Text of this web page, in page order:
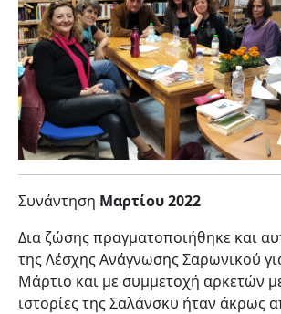
Συνάντηση Μαρτίου 2022
Δια ζώσης πραγματοποιήθηκε και
της Λέσχης Ανάγνωσης Σαρωνικού
Μάρτιο και με συμμετοχή αρκετών
ιστορίες της Σαλάνσκυ ήταν άκρως